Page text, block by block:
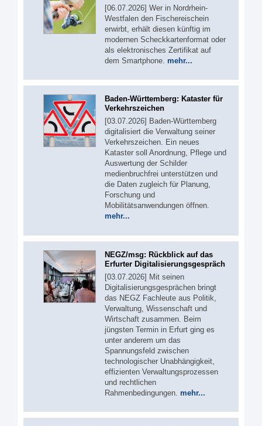
[06.07.2026] Wer in Nordrhein-
Westfalen den Fischereischein
erwirbt, erhält diesen künftig im
modernen Scheckkartenformat oder
als elektronisches Zertifikat auf
dem Smartphone. mehr...
Baden-Württemberg: Kataster für
Verkehrszeichen
[03.07.2026] Baden-Württemberg
digitalisiert die Verwaltung seiner
Verkehrszeichen. Ein neues
Kataster soll Anordnung, Pflege und
Auswertung der Schilder
medienbruchfrei unterstützen und
die Daten zugleich für Planung,
Forschung und
Mobilitätsanwendungen öffnen.
mehr...
NEGZ/msg: Rückblick auf das
Erfurter Digitalisierungsgespräch
[03.07.2026] Mit seinen
Digitalisierungsgesprächen bringt
das NEGZ Fachleute aus Politik,
Verwaltung, Wissenschaft und
Wirtschaft zusammen. Beim
jüngsten Termin in Erfurt ging es
unter anderem um das
Spannungsfeld zwischen
technologischer Unabhängigkeit,
effizienten Verwaltungsprozessen
und rechtlichen
Rahmenbedingungen. mehr...